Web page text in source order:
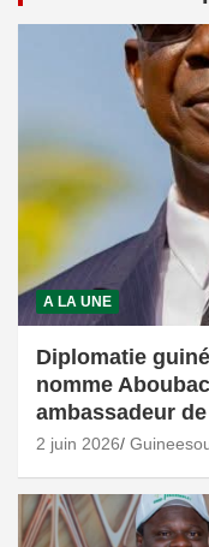
A LA UNE
Diplomatie
nomme
ambassadeur
2 juin 2026